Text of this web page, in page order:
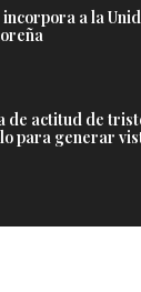
a la
de actitud de
para generar